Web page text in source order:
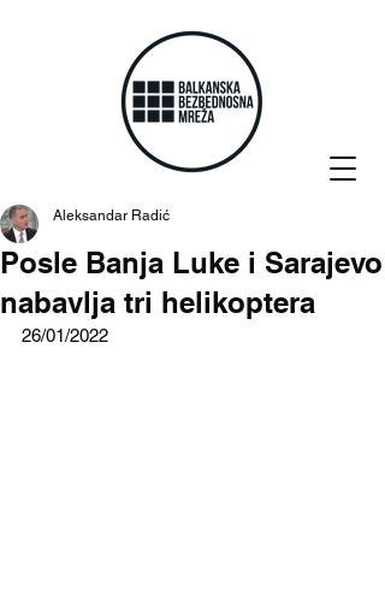
Posle Banja Luke i Sarajevo
nabavlja tri helikoptera
Aleksandar Radić
26/01/2022